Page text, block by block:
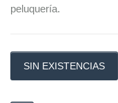
peluquería.
SIN EXISTENCIAS